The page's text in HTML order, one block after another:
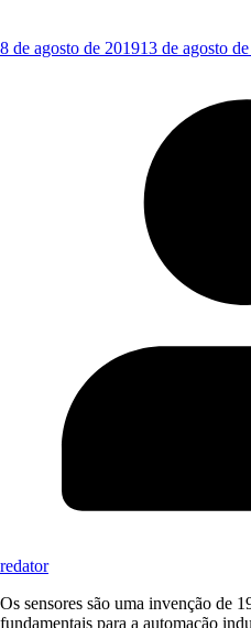
8 de agosto de 201913 de agosto
redator
Os sensores são uma invenção de
fundamentais para a automação